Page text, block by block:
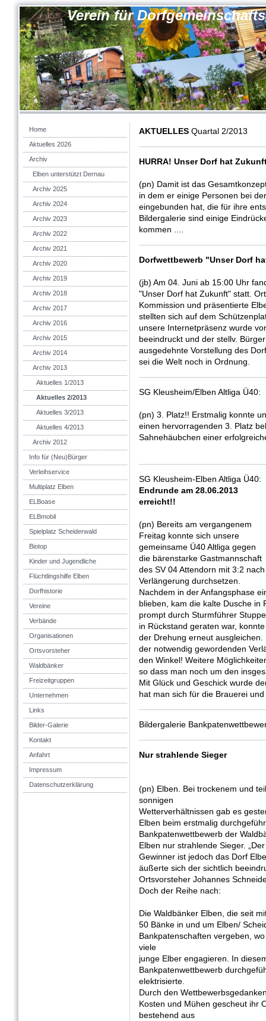
Verein für
Home
Aktuelles 2026
Archiv
Elben unterstützt Dernau
Archiv 2025
Archiv 2024
Archiv 2023
Archiv 2022
Archiv 2021
Archiv 2020
Archiv 2019
Archiv 2018
Archiv 2017
Archiv 2016
Archiv 2015
Archiv 2014
Archiv 2013
Aktuelles 1/2013
Aktuelles 2/2013
Aktuelles 3/2013
Aktuelles 4/2013
Archiv 2012
Info für (Neu)Bürger
Verleihservice
Multiplatz Elben
ELBoase
ELBmobil
Spielplatz Scheiderwald
Biotop
Kinder und Jugendliche
Flüchtlingshilfe Elben
Dorfhistorie
Vereine
Verbände
Organisationen
Ortsvorsteher
Waldbänker
Freizeitgruppen
Unternehmen
Links
Bilder-Galerie
Kontakt
Anfahrt
Impressum
Datenschutzerklärung
AKTUELLES Quartal 2/2013
HURRA! Unser Dorf hat
(pn) Damit ist das
in dem er einige Personen bei
eingebunden hat, die für ihre
Bildergalerie sind einige
kommen ....
Dorfwettbewerb "Unser Dorf
(jb) Am 04. Juni ab 15:00 Uhr
"Unser Dorf hat Zukunft" statt.
Kommission und präsentierte
stellten sich auf dem
unsere Internetpräsenz wurde
beeindruckt und der stellv.
ausgedehnte Vorstellung des
sei die Welt noch in Ordnung.
SG Kleusheim/Elben Altliga Ü40:
(pn) 3. Platz!! Erstmalig konnte
einen hervorragenden 3. Platz
Sahnehäubchen einer
SG Kleusheim-Elben Altliga Ü40:
Endrunde am 28.06.2013
erreicht!!
(pn) Bereits am vergangenem
Freitag konnte sich unsere
gemeinsame Ü40 Altliga gegen
die bärenstarke Gastmannschaft
des SV 04 Attendorn mit 3:2 nach
Verlängerung durchsetzen.
Nachdem in der Anfangsphase
blieben, kam die kalte Dusche in
prompt durch Sturmführer
in Rückstand geraten war,
der Drehung erneut
der notwendig gewordenden
den Winkel! Weitere
so dass man noch um den
Mit Glück und Geschick wurde
hat man sich für die Brauerei
Bildergalerie
Nur strahlende Sieger
(pn) Elben. Bei trockenem und
sonnigen
Wetterverhältnissen gab es
Elben beim erstmalig
Bankpatenwettbewerb der
Elben nur strahlende Sieger.
Gewinner ist jedoch das Dorf
äußerte sich der sichtlich
Ortsvorsteher Johannes
Doch der Reihe nach:
Die Waldbänker Elben, die seit
50 Bänke in und um Elben/
Bankpatenschaften vergeben,
viele
junge Elber engagieren. In
Bankpatenwettbewerb
elektrisierte.
Durch den
Kosten und Mühen gescheut ihr
bestehend aus